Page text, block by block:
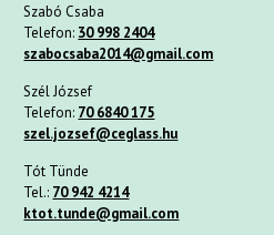
Szabó Csaba
Telefon: 30 998 2404
szabocsaba2014@gmail.com
Szél József
Telefon: 70 6840 175
szel.jozsef@ceglass.hu
Tót Tünde
Tel.: 70 942 4214
ktot.tunde@gmail.com